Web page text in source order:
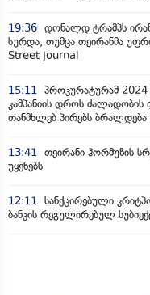
19:36 დონალდ ტრამპს
სურდა, თუმცა თეირანმა
Street Journal
15:11
პროკურატურამ 2024
კამპანიის დროს ძალადობის
თანმხლებ პირებს ბრალდება
13:41
თეირანი ჰორმუზის
უყენებს
12:11
სანქცირებული
ბანკის რეგულირებულ